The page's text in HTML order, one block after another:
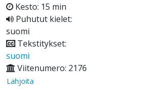
Kesto: 15 min
Puhutut kielet:
suomi
Tekstitykset:
suomi
Viitenumero: 2176
Lahjoita